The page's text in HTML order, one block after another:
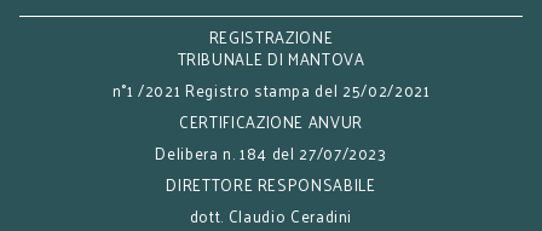
REGISTRAZIONE
TRIBUNALE DI MANTOVA
n°1 /2021 Registro stampa del 25/02/2021
CERTIFICAZIONE ANVUR
Delibera n. 184 del 27/07/2023
DIRETTORE RESPONSABILE
dott. Claudio Ceradini